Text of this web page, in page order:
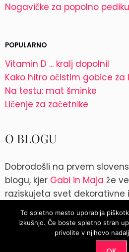
Nogavičke za popolno
POPULARNO
Vitamin D ... kralj dopolnil
Kako hitro očistim gobice za
Na testu: mat šminke
Ličenje za začetnike
O BLOGU
Dobrodošli na prvem
blogu, kjer Gabi in Maja že
raziskujeta svet dekorativne
To spletno mesto uporablja
izkušnjo. Če boste spletno stran
privolite v njihovo